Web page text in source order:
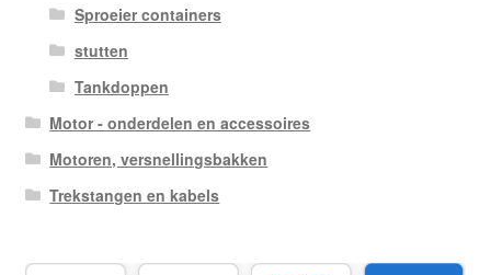
Sproeier containers
stutten
Tankdoppen
Motor - onderdelen en accessoires
Motoren, versnellingsbakken
Trekstangen en kabels